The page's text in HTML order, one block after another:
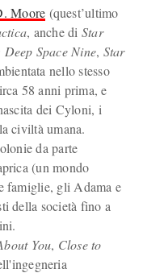
Moore (quest’ultimo
, anche di Star
Space Nine, Star
nello stesso
58 anni prima, e
dei Cyloni, i
civiltà umana.
da parte
(un mondo
famiglie, gli Adama e
della società fino a
You, Close to